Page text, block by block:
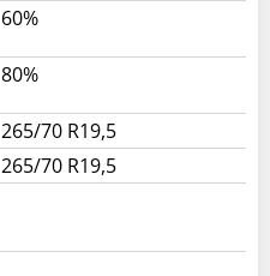
60%
80%
265/70 R19,5
265/70 R19,5